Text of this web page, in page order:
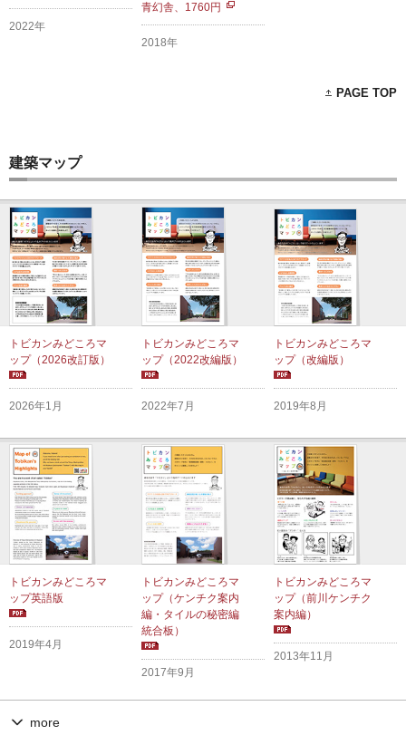
2022年
青幻舎、1760円
2018年
PAGE TOP
建築マップ
トビカンみどころマ
ップ（2026改訂版）
2026年1月
トビカンみどころマ
ップ（2022改編版）
2022年7月
トビカンみどころマ
ップ（改編版）
2019年8月
トビカンみどころマ
ップ英語版
2019年4月
トビカンみどころマ
ップ（ケンチク案内
編・タイルの秘密編
統合板）
2017年9月
トビカンみどころマ
ップ（前川ケンチク
案内編）
2013年11月
more